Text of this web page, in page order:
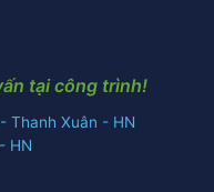
tại công trình!
Thanh Xuân - HN
HN